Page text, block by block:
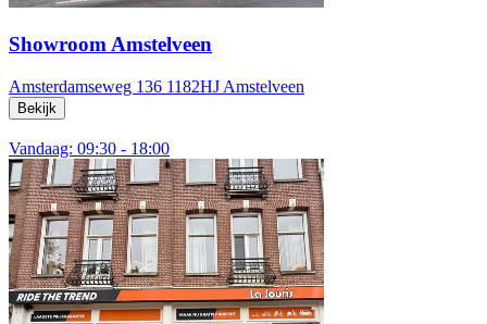
Showroom Amstelveen
Amsterdamseweg 136 1182HJ Amstelveen
Bekijk
Vandaag: 09:30 - 18:00